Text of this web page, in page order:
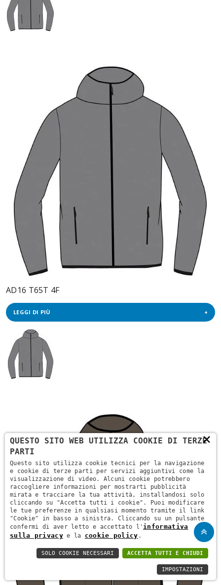
AD16 T65T 4F
LEGGI DI PIÙ
×
QUESTO SITO WEB UTILIZZA COOKIE DI TERZE
PARTI
Questo sito utilizza cookie tecnici per la navigazione
e cookie di terze parti per servizi aggiuntivi come la
visualizzazione di video. Alcuni cookie potrebbero
raccogliere informazioni per mostrarti pubblicità
mirata e tracciare la tua attività, installandosi solo
cliccando su "Accetta tutti i cookie". Puoi modificare
le tue preferenze in qualsiasi momento tramite il link
"Cookie" in basso a sinistra. Cliccando su un pulsante
confermi di aver letto e accettato l'informativa
sulla privacye la cookie policy .
ACCETTA TUTTI E CHIUDI
SOLO COOKIE NECESSARI
IMPOSTAZIONI